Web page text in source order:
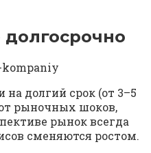
долгий срок (от 3–5
рыночных шоков,
рынок всегда
сменяются ростом.